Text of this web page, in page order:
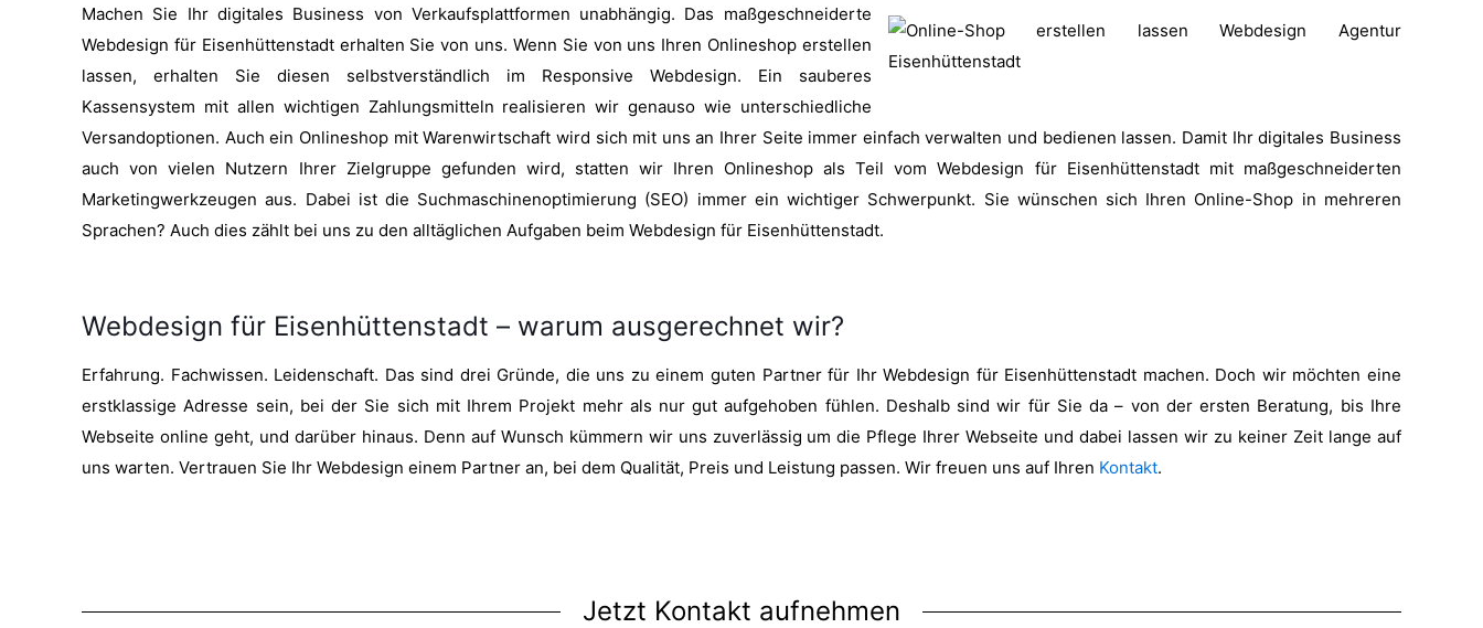
Machen Sie Ihr digitales Business von Verkaufsplattformen unabhängig. Das maßgeschneiderte
Webdesign für Eisenhüttenstadt erhalten Sie von uns. Wenn Sie von uns Ihren Onlineshop erstellen
lassen, erhalten Sie diesen selbstverständlich im Responsive Webdesign. Ein sauberes
Kassensystem mit allen wichtigen Zahlungsmitteln realisieren wir genauso wie unterschiedliche
Versandoptionen. Auch ein Onlineshop mit Warenwirtschaft wird sich mit uns an Ihrer Seite immer einfach verwalten und bedienen lassen. Damit Ihr digitales Business
auch von vielen Nutzern Ihrer Zielgruppe gefunden wird, statten wir Ihren Onlineshop als Teil vom Webdesign für Eisenhüttenstadt mit maßgeschneiderten
Marketingwerkzeugen aus. Dabei ist die Suchmaschinenoptimierung (SEO) immer ein wichtiger Schwerpunkt. Sie wünschen sich Ihren Online-Shop in mehreren
Sprachen? Auch dies zählt bei uns zu den alltäglichen Aufgaben beim Webdesign für Eisenhüttenstadt.
Webdesign für Eisenhüttenstadt – warum ausgerechnet wir?
Erfahrung. Fachwissen. Leidenschaft. Das sind drei Gründe, die uns zu einem guten Partner für Ihr Webdesign für Eisenhüttenstadt machen. Doch wir möchten eine
erstklassige Adresse sein, bei der Sie sich mit Ihrem Projekt mehr als nur gut aufgehoben fühlen. Deshalb sind wir für Sie da – von der ersten Beratung, bis Ihre
Webseite online geht, und darüber hinaus. Denn auf Wunsch kümmern wir uns zuverlässig um die Pflege Ihrer Webseite und dabei lassen wir zu keiner Zeit lange auf
uns warten. Vertrauen Sie Ihr Webdesign einem Partner an, bei dem Qualität, Preis und Leistung passen. Wir freuen uns auf Ihren Kontakt.
Jetzt Kontakt aufnehmen